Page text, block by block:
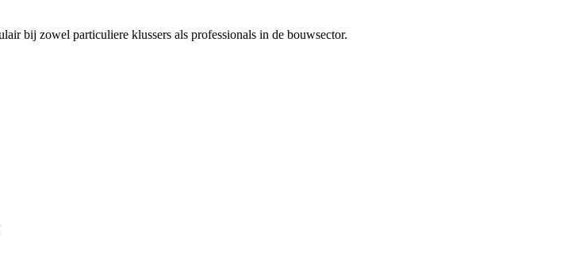
bij zowel particuliere klussers als professionals in de bouwsector.